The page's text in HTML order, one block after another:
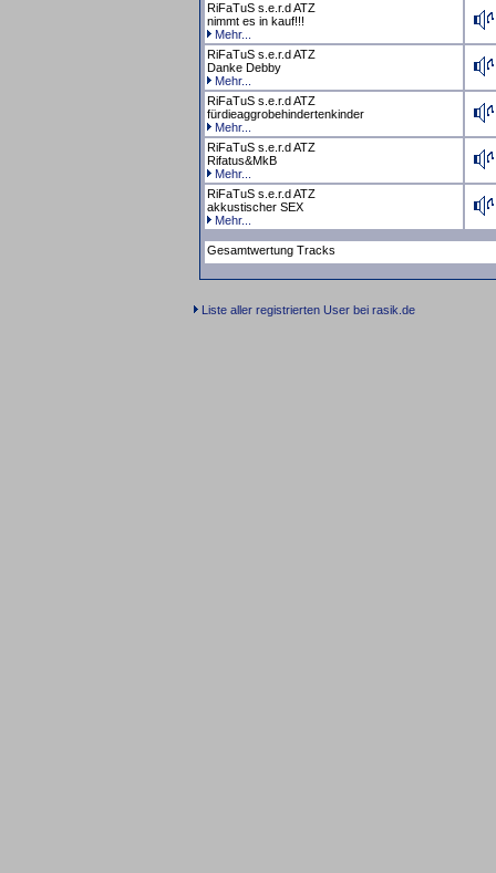
RiFaTuS s.e.r.d ATZ
nimmt es in kauf!!!
Mehr...
RiFaTuS s.e.r.d ATZ
Danke Debby
Mehr...
RiFaTuS s.e.r.d ATZ
fürdieaggrobehindertenkinder
Mehr...
RiFaTuS s.e.r.d ATZ
Rifatus&MkB
Mehr...
RiFaTuS s.e.r.d ATZ
akkustischer SEX
Mehr...
Gesamtwertung Tracks
Liste aller registrierten User bei rasik.de